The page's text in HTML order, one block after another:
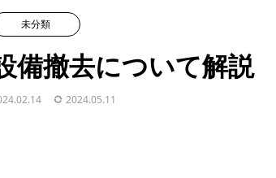
未分類
備撤去について解説
2024.05.11